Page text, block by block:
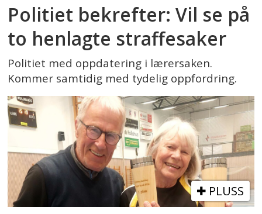
Politiet bekrefter: Vil se på
to henlagte straffesaker
Politiet med oppdatering i lærersaken.
Kommer samtidig med tydelig oppfordring.
PLUSS